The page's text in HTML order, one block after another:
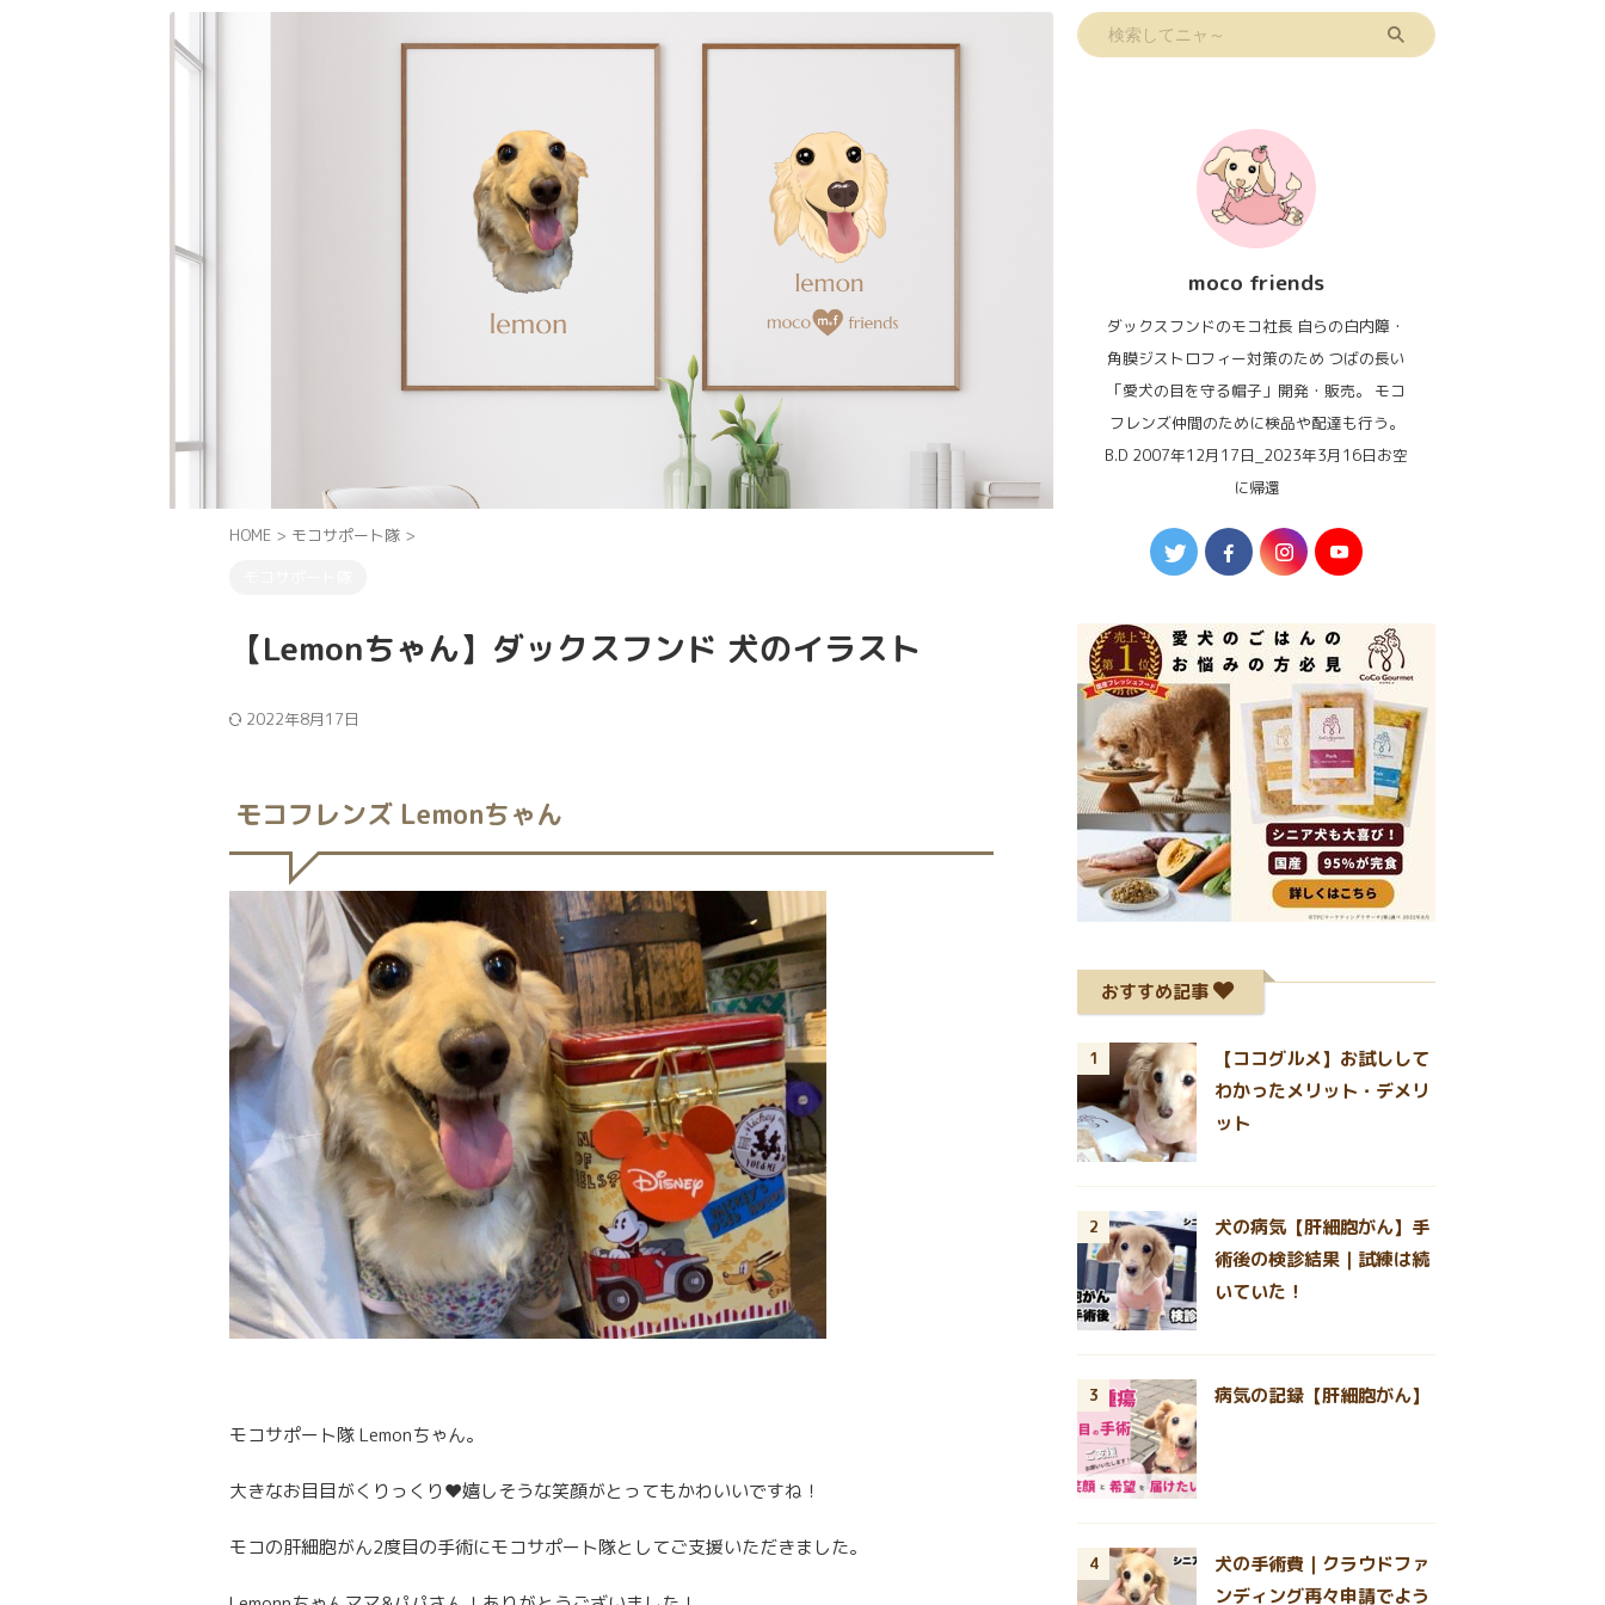
HOME > モコサポート隊 >
【Lemonちゃん】ダックスフンド 犬のイラスト
2022年8月17日
モコフレンズ Lemonちゃん
モコサポート隊 Lemonちゃん。
大きなお目目がくりっくり❤️嬉しそうな笑顔がとってもかわいいですね！
モコの肝細胞がん2度目の手術にモコサポート隊としてご支援いただきました。
moco friends
ダックスフンドのモコ社長 自らの白内障・
角膜ジストロフィー対策のため つばの長い
「愛犬の目を守る帽子」開発・販売。 モコ
フレンズ仲間のために検品や配達も行う。
B.D 2007年12月17日_2023年3月16日お空
に帰還
おすすめ記事
1
【ココグルメ】お試しして
わかったメリット・デメリ
ット
2
犬の病気【肝細胞がん】手
術後の検診結果｜試練は続
いていた！
3 病気の記録【肝細胞がん】
4
犬の手術費｜クラウドファ
ンディング再々申請でよう